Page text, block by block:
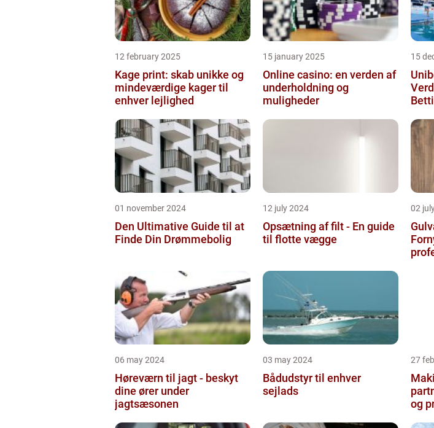
12 february 2025
Kage print: skab unikke og
mindeværdige kager til
enhver lejlighed
15 january 2025
Online casino: en verden af
underholdning og
muligheder
15
01 november 2024
Den Ultimative Guide til at
Finde Din Drømmebolig
12 july 2024
Opsætning af filt - En guide
til flotte vægge
02
06 may 2024
Høreværn til jagt - beskyt
dine ører under
jagtsæsonen
03 may 2024
Bådudstyr til enhver
sejlads
27
og